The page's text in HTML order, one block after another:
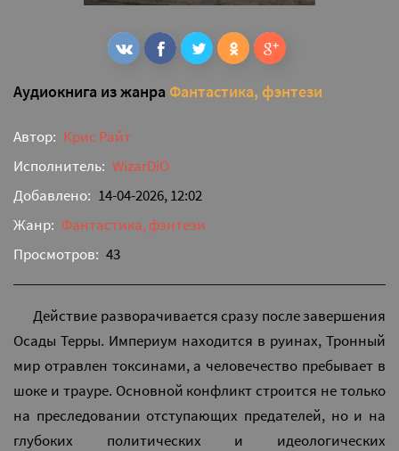
Аудиокнига из жанра Фантастика, фэнтези
Автор: Крис Райт
Исполнитель: WizarDiO
Добавлено: 14-04-2026, 12:02
Жанр: Фантастика, фэнтези
Просмотров: 43
Действие разворачивается сразу после завершения
Осады Терры. Империум находится в руинах, Тронный
мир отравлен токсинами, а человечество пребывает в
шоке и трауре. Основной конфликт строится не только
на преследовании отступающих предателей, но и на
глубоких политических и идеологических